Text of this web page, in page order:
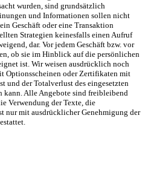
wurden, sind grundsätzlich
und Informationen sollen nicht
Geschäft oder eine Transaktion
Strategien keinesfalls einen Aufruf
dar. Vor jedem Geschäft bzw. vor
ob sie im Hinblick auf die persönlichen
ist. Wir weisen ausdrücklich noch
Optionsscheinen oder Zertifikaten mit
und der Totalverlust des eingesetzten
kann. Alle Angebote sind freibleibend
Verwendung der Texte, die
mit ausdrücklicher Genehmigung der